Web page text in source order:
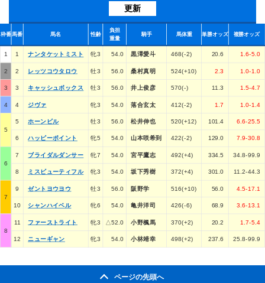
更新
枠番馬番 馬名 性齢
負担
重量
騎手 馬体重 単勝オッズ 複勝オッズ
1 1 ナンタケットミスト 牝3 54.0 黒澤愛斗 468(-2) 20.6 1.6-5.0
2 2 レッツコウタロウ 牡3 56.0 桑村真明 524(+10) 2.3 1.0-1.0
3 3 キャッシュボックス 牡3 56.0 井上俊彦 570(-) 11.3 1.5-4.7
4 4 ジヴァ 牝3 54.0 落合玄太 412(-2) 1.7 1.0-1.4
5
5 ホーンビル 牡3 56.0 松井伸也 520(+12) 101.4 6.6-25.5
6 ハッピーポイント 牝5 54.0 山本咲希到 422(-2) 129.0 7.9-30.8
6
7 ブライダルダンサー 牝7 54.0 宮平鷹志 492(+4) 334.5 34.8-99.9
8 ミスビューティフル 牝3 54.0 坂下秀樹 372(+4) 301.0 11.2-44.3
7
9 ゼントヨウヨウ 牡3 56.0 阪野学 516(+10) 56.0 4.5-17.1
10 シャンハイベル 牝6 54.0 亀井洋司 426(-6) 68.9 3.6-13.1
8
11 ファーストライト 牝3 △52.0 小野楓馬 370(+2) 20.2 1.7-5.4
12 ニューギャン 牝3 54.0 小林靖幸 498(+2) 237.6 25.8-99.9
ページの先頭へ